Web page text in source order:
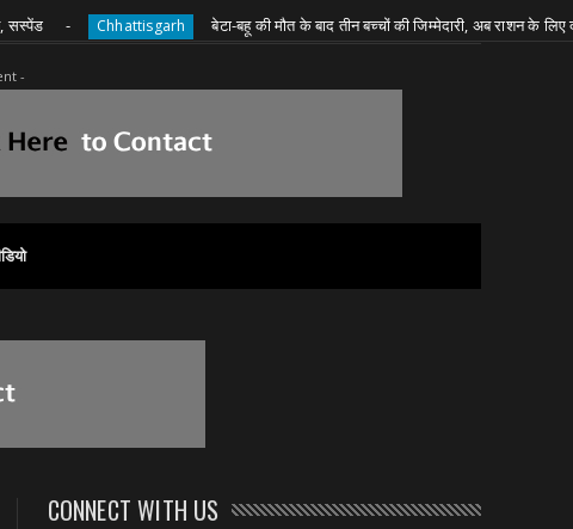
-
Chhattisgarh बेटा-बहू की मौत के बाद तीन बच्चों की जिम्मेदारी, अब राशन के लिए दादी की
CONNECT WITH US